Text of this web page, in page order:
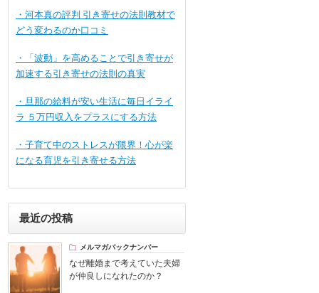
・河本真の評判 引き寄せの法則教材で
どう変わるのか口コミ
・「波動」を高めることで引き寄せが
加速する引き寄せの法則の真実
・旦那の給料が安い生活に毎日イライ
ラ ５万円収入をプラスにする方法
・子育て中のストレスが限界！心が楽
になる育児を引き寄せる方法
最近の投稿
メルマガバックナンバー
なぜ離婚まで考えていた夫婦
が仲良しになれたのか？